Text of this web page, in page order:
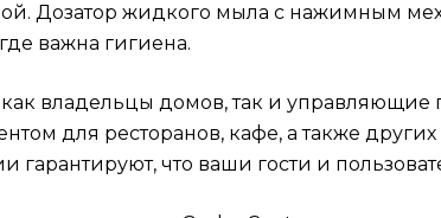
Дозатор жидкого мыла с нажимным
важна гигиена.
владельцы домов, так и
для ресторанов, кафе, а также
что ваши гости и